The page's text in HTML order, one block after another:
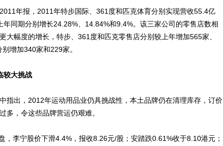
年报，2011年特步国际、361度和匹克体育分别实现营收55.4亿
同期分别增长24.28%、14.84%和9.4%。该三家公司的零售店数相
大幅度的增长，特步、361度和匹克零售店分别较上年增加565家、
增加340家和229家。
较大挑战
出，2012年运动用品业仍具挑战性，本土品牌仍在清理库存，订价
多，令这些品牌营运仍艰难。
李宁股价下滑4.4%，报收8.26元/股；安踏跌0.61%收于8.10港元；